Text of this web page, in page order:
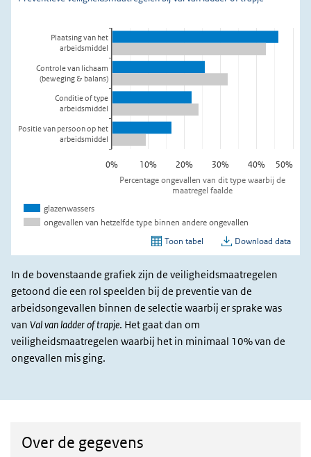
In de bovenstaande grafiek zijn de veiligheidsmaatregelen
getoond die een rol speelden bij de preventie van de
arbeidsongevallen binnen de selectie waarbij er sprake was
van Val van ladder of trapje. Het gaat dan om
veiligheidsmaatregelen waarbij het in minimaal 10% van de
ongevallen mis ging.
Over de gegevens